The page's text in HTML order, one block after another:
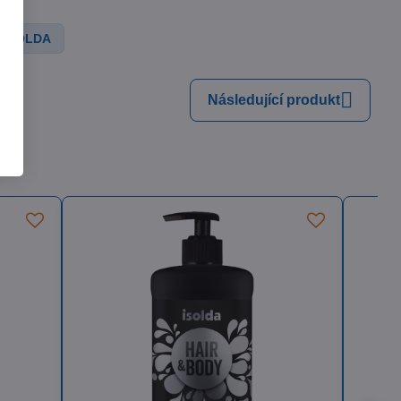
ISOLDA
Následující produkt
Kč